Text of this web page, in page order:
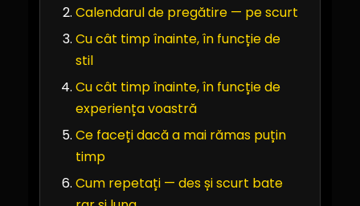
Calendarul de pregătire — pe scurt
Cu cât timp înainte, în funcție de
stil
Cu cât timp înainte, în funcție de
experiența voastră
Ce faceți dacă a mai rămas puțin
timp
Cum repetați — des și scurt bate